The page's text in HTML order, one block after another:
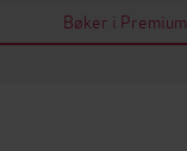
Bøker i Premium